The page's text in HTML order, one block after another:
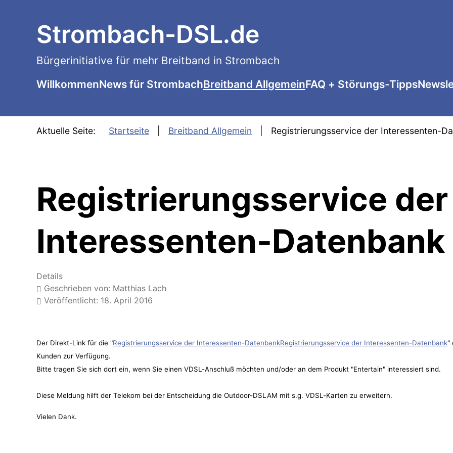
Strombach-DSL.de
Bürgerinitiative für mehr Breitband in Strombach
WillkommenNews für StrombachBreitband AllgemeinFAQ + Störungs-Tipps
Aktuelle Seite: Startseite Breitband Allgemein Registrierungsservice der Interessenten-
Registrierungsservice der
Interessenten-Datenbank
Details
Geschrieben von: Matthias Lach
Veröffentlicht: 18. April 2016
Der Direkt-Link für die "Registrierungsservice der Interessenten-DatenbankRegistrierungsservice der Interessenten-Datenbank"
Kunden zur Verfügung.
Bitte tragen Sie sich dort ein, wenn Sie einen VDSL-Anschluß möchten und/oder an dem Produkt "Entertain" interessiert sind.
Diese Meldung hilft der Telekom bei der Entscheidung die Outdoor-DSLAM mit s.g. VDSL-Karten zu erweitern.
Vielen Dank.